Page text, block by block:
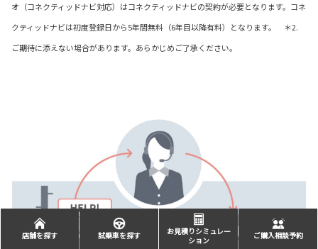
オ（コネクティッドナビ対応）はコネクティッドナビの契約が必要となります。コネ
クティッドナビは初度登録日から5年間無料（6年目以降有料）となります。 ＊2.
ご期待に添えない場合があります。あらかじめご了承ください。
店舗を探す 試乗車を探す
お見積りシミュレー
ション
ご購入相談予約